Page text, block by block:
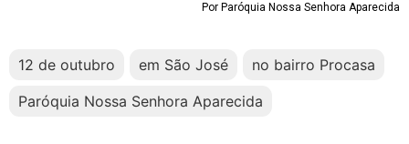
Por Paróquia Nossa Senhora Aparecida
12 de outubro em São José
no bairro Procasa
Paróquia Nossa Senhora Aparecida